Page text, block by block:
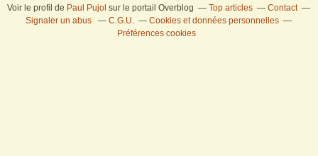
Voir le profil de Paul Pujol sur le portail Overblog Top articles
Contact
Signaler un abus
C.G.U.
Cookies et données personnelles
Préférences cookies